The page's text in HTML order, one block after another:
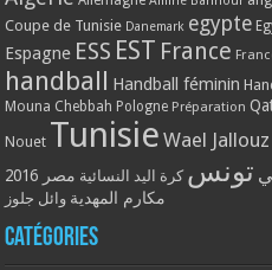
Coupe de Tunisie Danemark egypte
Espagne ESS EST France
handball Handball féminin
Mouna Chebbah Pologne Préparation
Nouet Tunisie Wael Jallouz
تونس كرة اليد النسائية مصر 2016
مكارم المهدية وائل جلوز
Catégories